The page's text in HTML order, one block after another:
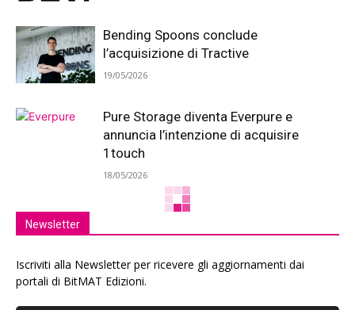
Bending Spoons conclude
l’acquisizione di Tractive
19/05/2026
Pure Storage diventa Everpure e
annuncia l’intenzione di acquisire
1touch
18/05/2026
Newsletter
Iscriviti alla Newsletter per ricevere gli aggiornamenti dai
portali di BitMAT Edizioni.